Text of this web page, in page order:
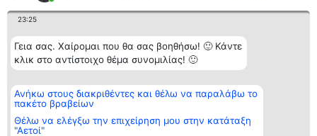
23:25
Γεια σας. Χαίρομαι που θα σας βοηθήσω! 🙂 Κάντε
κλικ στο αντίστοιχο θέμα συνομιλίας! 🙂
Ανήκω στους διακριθέντες και θέλω να παραλάβω το
πακέτο βραβείων
Θέλω να ελέγξω την επιχείρηση μου στην κατάταξη
"Αετοί"
Διοργανωτής της
κατάταξης
BEAUTIFUL COMPANY
ΤΗΛ. ΕΠΙΚΟΙΝΩΝΙΑΣ:
Κατάταξη
Διακριθέντες
των
διακριθέντων
Επικοινωνία
Επικοινωνία